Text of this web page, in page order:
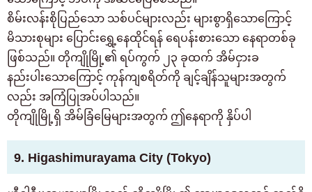
စိမ်းလန်းစိုပြည်သော သစ်ပင်များလည်း များစွာရှိသောကြောင့်
မိသားစုများ ပြောင်းရွှေ့နေထိုင်ရန် ရေပန်းစားသော နေရာတစ်ခု
ဖြစ်သည်။ တိုကျိုမြို့၏ ရပ်ကွက် ၂၃ ခုထက် အိမ်ငှားခ
နည်းပါးသောကြောင့် ကုန်ကျစရိတ်ကို ချင့်ချိန်သူများအတွက်
လည်း အကြံပြုအပ်ပါသည်။
တိုကျိုမြို့ရှိ အိမ်ခြံမြေများအတွက် ဤနေရာကို နှိပ်ပါ
9. Higashimurayama City (Tokyo)